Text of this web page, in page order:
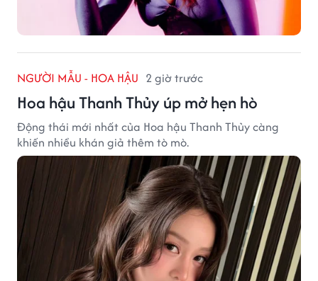
NGƯỜI MẪU - HOA HẬU 2 giờ trước
Hoa hậu Thanh Thủy úp mở hẹn hò
Động thái mới nhất của Hoa hậu Thanh Thủy càng
khiến nhiều khán giả thêm tò mò.